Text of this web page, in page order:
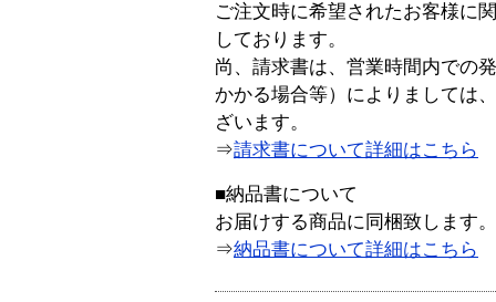
ご注文時に希望されたお客様に
しております。
尚、請求書は、営業時間内での
かかる場合等）によりましては
ざいます。
⇒請求書について詳細はこちら
■納品書について
お届けする商品に同梱致します。
⇒納品書について詳細はこちら